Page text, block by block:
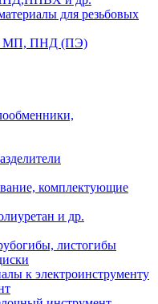
для резьбовых
МП, ПНД (ПЭ)
комплектующие
и др.
листогибы
к электроинструменту